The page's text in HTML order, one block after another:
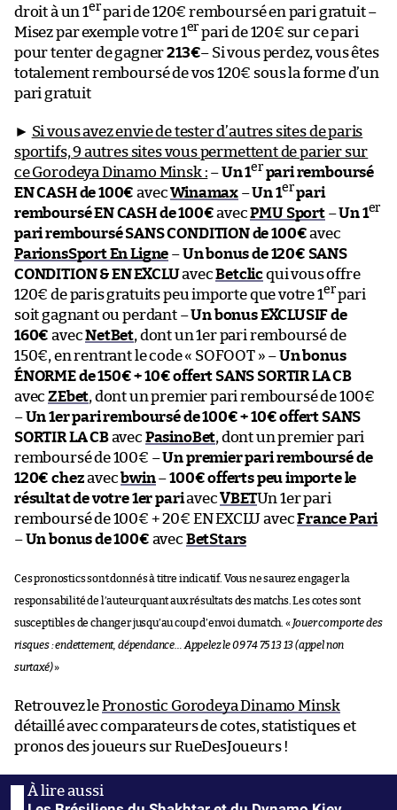
droit à un 1erpari de 120€ remboursé en pari gratuit –
Misez par exemple votre 1er pari de 120€ sur ce pari
pour tenter de gagner213€– Si vous perdez, vous êtes
totalement remboursé de vos 120€ sous la forme d’un
pari gratuit
► Si vous avez envie de tester d’autres sites de paris
sportifs, 9 autres sites vous permettent de parier sur
ce Gorodeya Dinamo Minsk : –Un 1er pari remboursé
EN CASH de 100€ avecWinamax–Un 1erpari
remboursé EN CASH de 100€avecPMU Sport–Un 1er
pari remboursé SANS CONDITION de 100€avec
ParionsSport En Ligne –Un bonus de 120€ SANS
CONDITION & EN EXCLUavecBetclicqui vous offre
120€ de paris gratuits peu importe que votre 1erpari
soit gagnant ou perdant –Un bonus EXCLUSIF de
160€ avecNetBet, dont un 1er pari remboursé de
150€, en rentrant le code « SOFOOT » –Un bonus
ÉNORME de 150€ + 10€ offert SANS SORTIR LA CB
avecZEbet, dont un premier pari remboursé de 100€
–Un 1er pari remboursé de 100€ + 10€ offert SANS
SORTIR LA CBavec PasinoBet, dont un premier pari
remboursé de 100€ –Un premier pari remboursé de
120€ chezavecbwin–100€ offerts peu importe le
résultat de votre 1er pariavecVBETUn 1er pari
remboursé de 100€ + 20€ EN EXCLU avecFrance Pari
–Un bonus de 100€ avec BetStars
Ces pronostics sont donnés à titre indicatif. Vous ne saurez engager la
responsabilité de l’auteur quant aux résultats des matchs. Les cotes sont
susceptibles de changer jusqu’au coup d’envoi du match. « Jouer comporte des
risques : endettement, dépendance… Appelez le 09 74 75 13 13 (appel non
surtaxé)»
Retrouvez lePronostic Gorodeya Dinamo Minsk
détaillé avec comparateurs de cotes, statistiques et
pronos des joueurs sur RueDesJoueurs !